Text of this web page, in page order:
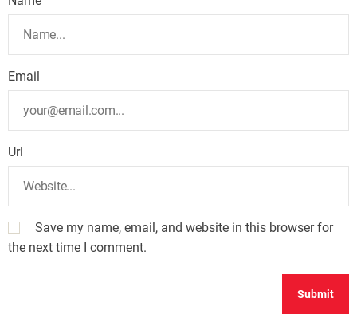
Email
Url
Save my name, email, and website in this browser for
the next time I comment.